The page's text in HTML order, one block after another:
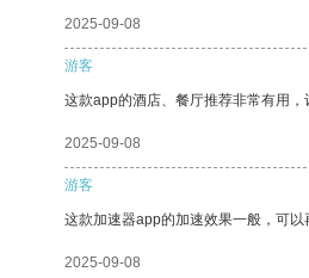
2025-09-08
游客
这款app的酒店、餐厅推荐非常有用，
2025-09-08
游客
这款加速器app的加速效果一般，可以
2025-09-08